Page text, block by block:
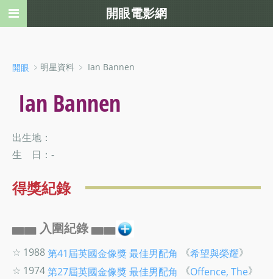
開眼 ﹥明星資料 ﹥ Ian Bannen
Ian Bannen
出生地：
生 日：-
得獎紀錄
▅▅ 入圍紀錄 ▅▅
☆ 1988第41屆英國金像獎最佳男配角 《希望與榮耀》
☆ 1974第27屆英國金像獎最佳男配角 《Offence, The》
開眼電影網